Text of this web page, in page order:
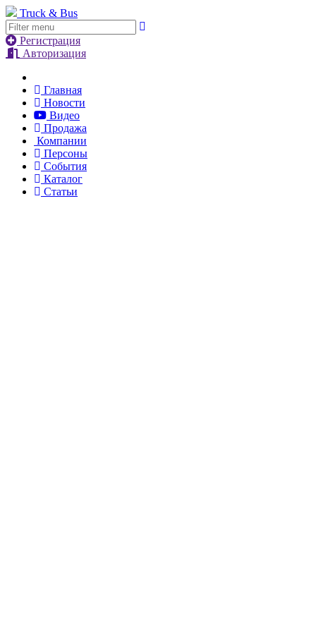
Truck & Bus
Регистрация
Авторизация
Главная
Новости
Видео
Продажа
Компании
Персоны
События
Каталог
Статьи